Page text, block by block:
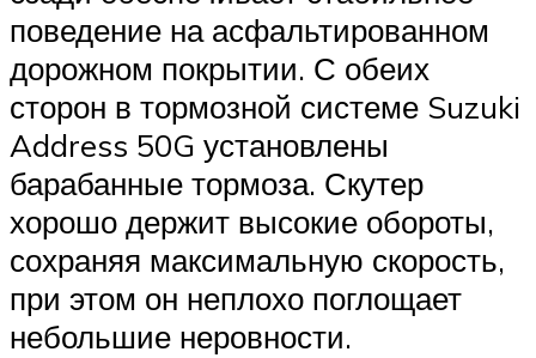
поведение на асфальтированном
дорожном покрытии. С обеих
сторон в тормозной системе Suzuki
Address 50G установлены
барабанные тормоза. Скутер
хорошо держит высокие обороты,
сохраняя максимальную скорость,
при этом он неплохо поглощает
небольшие неровности.